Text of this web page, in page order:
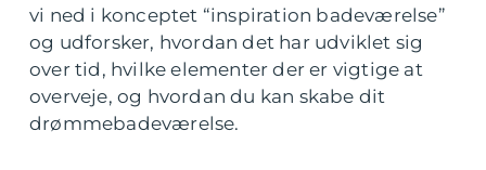
vi ned i konceptet “inspiration badeværelse”
og udforsker, hvordan det har udviklet sig
over tid, hvilke elementer der er vigtige at
overveje, og hvordan du kan skabe dit
drømmebadeværelse.